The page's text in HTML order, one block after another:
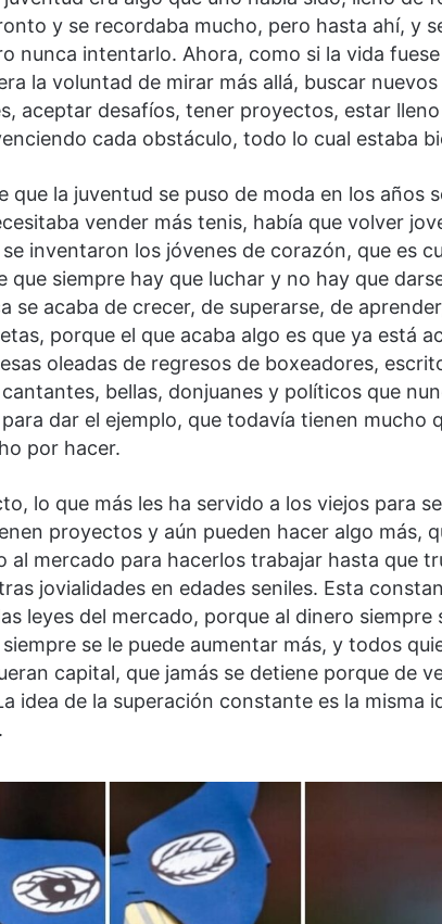
y se recordaba mucho, pero hasta ahí, y
nunca intentarlo. Ahora, como si la vida
la voluntad de mirar más allá, buscar
aceptar desafíos, tener proyectos, estar
cada obstáculo, todo lo cual estaba
que la juventud se puso de moda en los años
vender más tenis, había que volver
inventaron los jóvenes de corazón, que es
que siempre hay que luchar y no hay que
se acaba de crecer, de superarse, de
porque el que acaba algo es que ya está
oleadas de regresos de boxeadores,
bellas, donjuanes y políticos que
dar el ejemplo, que todavía tienen mucho
por hacer.
lo que más les ha servido a los viejos para
proyectos y aún pueden hacer algo más,
al mercado para hacerlos trabajar hasta que
jovialidades en edades seniles. Esta
leyes del mercado, porque al dinero siempre
siempre se le puede aumentar más, y todos
capital, que jamás se detiene porque de
idea de la superación constante es la misma
Olvido
Olvido